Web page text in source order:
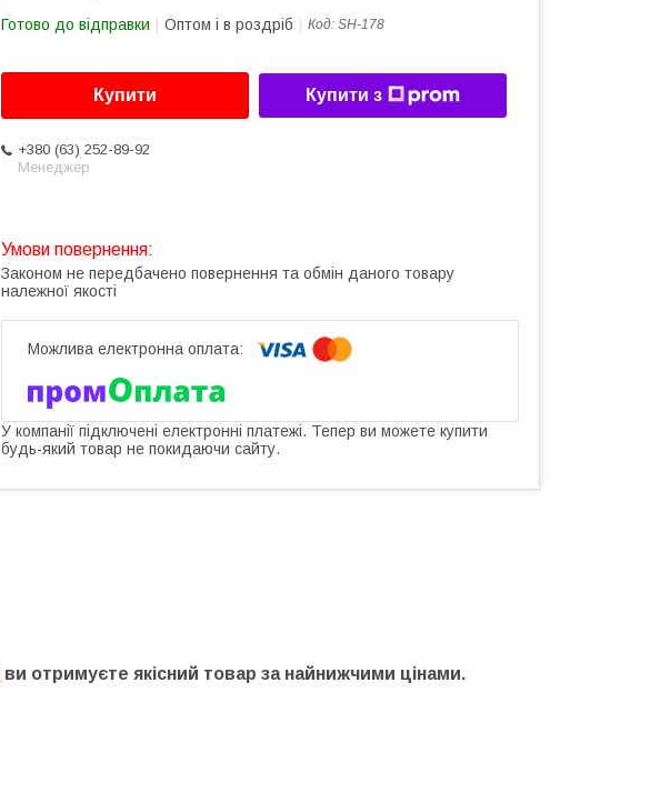
Готово до відправки Оптом і в роздріб Код: SH-178
Купити Купити з
+380 (63) 252-89-92
Менеджер
Законом не передбачено повернення та обмін даного товару
належної якості
У компанії підключені електронні платежі. Тепер ви можете купити
будь-який товар не покидаючи сайту.
ви отримуєте якісний товар за найнижчими цінами.